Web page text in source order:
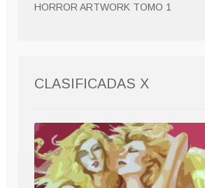
HORROR ARTWORK TOMO 1
CLASIFICADAS X